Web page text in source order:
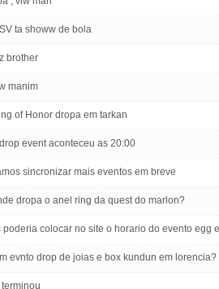
ta showw de bola
brother
manim
of Honor dropa em tarkan
event aconteceu as 20:00
sincronizar mais eventos em breve
dropa o anel ring da quest do marlon?
poderia colocar no site o horario do evento egg
evnto drop de joias e box kundun em